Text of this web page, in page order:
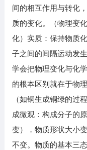
间的相互作用与转化
质的变化。（物理变
化）实质：保持物质
子之间的间隔运动发
学会把物理变化与化
的根本区别就在于物
（如铜生成铜绿的过
成微观：构成分子的
变），物质形状大小
不变。物质的基本三